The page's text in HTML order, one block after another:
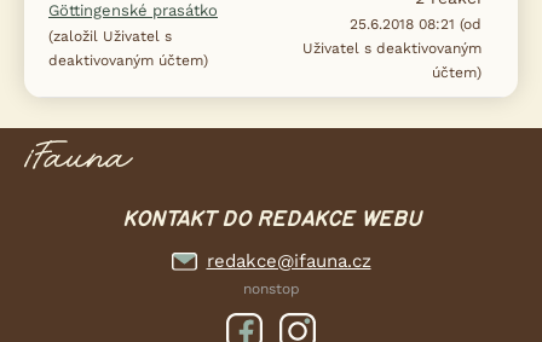
Göttingenské prasátko
(založil Uživatel s
deaktivovaným účtem)
25.6.2018 08:21 (od
Uživatel s deaktivovaným
účtem)
KONTAKT DO REDAKCE WEBU
redakce@ifauna.cz
nonstop